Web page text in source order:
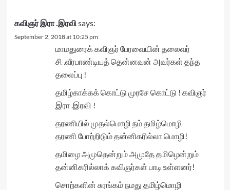
கவிஞர் இரா .இரவி says:
September 2, 2018 at 10:25 pm
மாமதுரைக் கவிஞர் பேரவையின் தலைவர்
சி .வீரபாண்டியத் தென்னவன் அவர்கள் தந்த
தலைப்பு !
தமிழ்காக்கக் கொட்டு முரசே கொட்டு ! கவிஞர்
இரா .இரவி !
தரணியில் முதல்மொழி நம் தமிழ்மொழி
தரணி போற்றிடும் தன்னிகரில்லா மொழி!
தமிழை அமுதென்றும் அமுதே தமிழென்றும்
தன்னிகரில்லாக் கவிஞர்கள் பாடி உள்ளனர்!
சொற்களின் சுரங்கம் நமது தமிழ்மொழி